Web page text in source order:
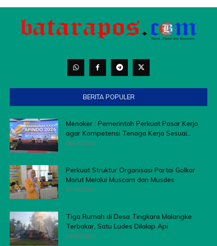
BERITA POPULER
Menaker : Pemerintah Perkuat Pasar Kerja
agar Kompetensi Tenaga Kerja Sesuai...
06/08/2026
Perkuat Struktur Organisasi Partai Golkar
Morut Melalui Muscam dan Musdes
07/08/2026
Tiga Rumah di Desa Tingkara Malangke
Terbakar, Satu Ludes Dilalap Api
05/08/2026